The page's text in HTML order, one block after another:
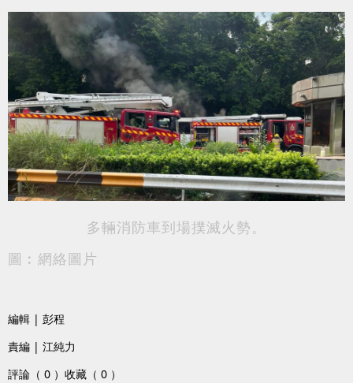
多輛消防車到場撲滅火勢。
圖︰網絡圖片
編輯 | 彭程
責編 | 江純力
評論（ 0 ） 收藏（ 0 ）